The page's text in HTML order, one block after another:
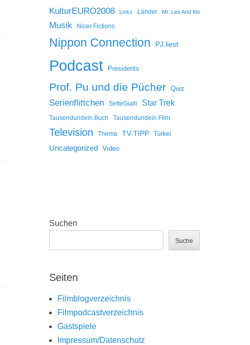
KulturEURO2008 Links Länder Mr. Lee And Me
Musik Nicer Fictions
Nippon Connection PJ liest
Podcast Presidents
Prof. Pu und die Pücher Quiz
Serienflittchen SetteGialli Star Trek
Tausendundein Buch Tausendundein Film
Television Thema TV-TIPP Türkei
Uncategorized Video
Suchen
Suche
Seiten
Filmblogverzeichnis
Filmpodcastverzeichnis
Gastspiele
Impressum/Datenschutz